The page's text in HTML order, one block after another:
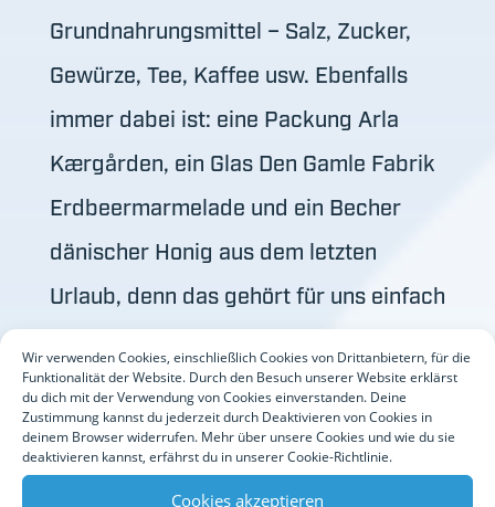
Wir verwenden Cookies, einschließlich Cookies von Drittanbietern, für die
Funktionalität der Website. Durch den Besuch unserer Website erklärst
du dich mit der Verwendung von Cookies einverstanden. Deine
Zustimmung kannst du jederzeit durch Deaktivieren von Cookies in
deinem Browser widerrufen. Mehr über unsere Cookies und wie du sie
deaktivieren kannst, erfährst du in unserer Cookie-Richtlinie.
Cookies akzeptieren
Grundnahrungsmittel – Salz, Zucker,
Gewürze, Tee, Kaffee usw. Ebenfalls
immer dabei ist: eine Packung Arla
Kærgården, ein Glas Den Gamle Fabrik
Erdbeermarmelade und ein Becher
dänischer Honig aus dem letzten
Urlaub, denn das gehört für uns einfach
zum Frühstück dazu. So ist das erste
Frühstück auf jeden Fall gesichert.
Brötchen holen wir frisch vor Ort,
jedenfalls beim ersten Frühstück 😊